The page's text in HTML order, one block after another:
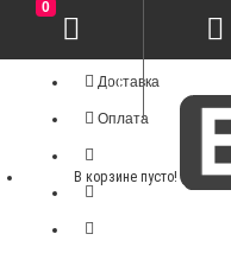
Доставка
Оплата
0
В корзине пусто!